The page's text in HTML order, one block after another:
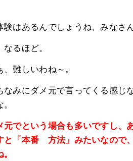
験はあるんでしょうね、みなさ
なるほど。
、難しいわね～。
なみにダメ元で言ってくる感じ
元でという場合も多いですし、
と「本番 方法」みたいなので